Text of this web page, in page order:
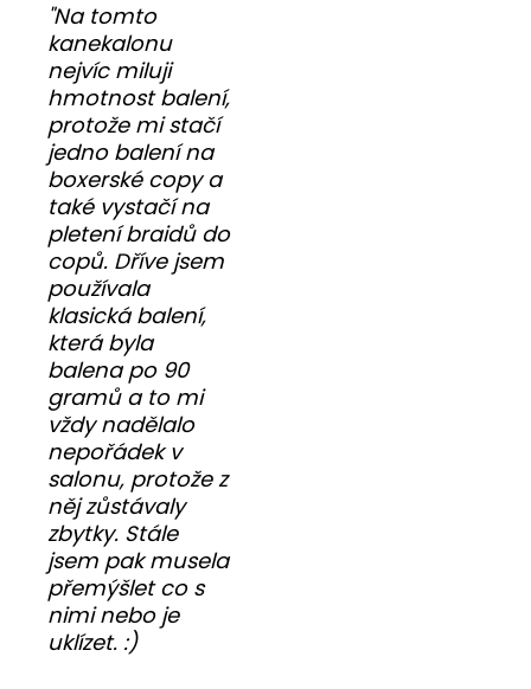
"Na tomto
kanekalonu
nejvíc miluji
hmotnost balení,
protože mi stačí
jedno balení na
boxerské copy a
také vystačí na
pletení braidů do
copů. Dříve jsem
používala
klasická balení,
která byla
balena po 90
gramů a to mi
vždy nadělalo
nepořádek v
salonu, protože z
něj zůstávaly
zbytky. Stále
jsem pak musela
přemýšlet co s
nimi nebo je
uklízet. :)